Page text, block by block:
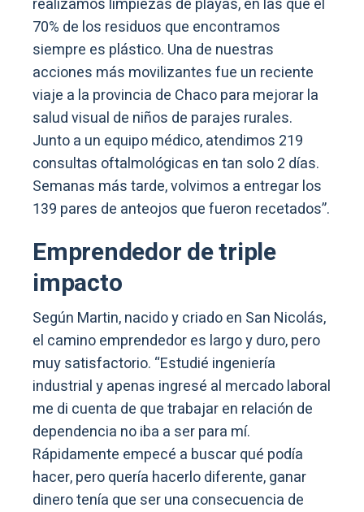
realizamos limpiezas de playas, en las que el
70% de los residuos que encontramos
siempre es plástico. Una de nuestras
acciones más movilizantes fue un reciente
viaje a la provincia de Chaco para mejorar la
salud visual de niños de parajes rurales.
Junto a un equipo médico, atendimos 219
consultas oftalmológicas en tan solo 2 días.
Semanas más tarde, volvimos a entregar los
139 pares de anteojos que fueron recetados”.
Emprendedor de triple
impacto
Según Martin, nacido y criado en San Nicolás,
el camino emprendedor es largo y duro, pero
muy satisfactorio. “Estudié ingeniería
industrial y apenas ingresé al mercado laboral
me di cuenta de que trabajar en relación de
dependencia no iba a ser para mí.
Rápidamente empecé a buscar qué podía
hacer, pero quería hacerlo diferente, ganar
dinero tenía que ser una consecuencia de